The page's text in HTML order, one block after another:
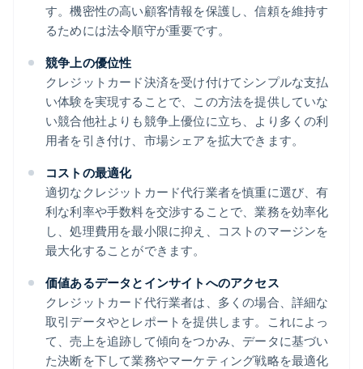
す。機密性の高い顧客情報を保護し、信頼を維持す
るためには法令順守が重要です。
競争上の優位性
クレジットカード決済を受け付けてシンプルな支払
い体験を実現することで、この方法を提供していな
い競合他社よりも競争上優位に立ち、より多くの利
用者を引き付け、市場シェアを拡大できます。
コストの最適化
適切なクレジットカード代行業者を慎重に選び、有
利な利率や手数料を交渉することで、業務を効率化
し、処理費用を最小限に抑え、コストのマージンを
最大化することができます。
価値あるデータとインサイトへのアクセス
クレジットカード代行業者は、多くの場合、詳細な
取引データやとレポートを提供します。これによっ
て、売上を追跡して傾向をつかみ、データに基づい
た決断を下して業務やマーケティング戦略を最適化